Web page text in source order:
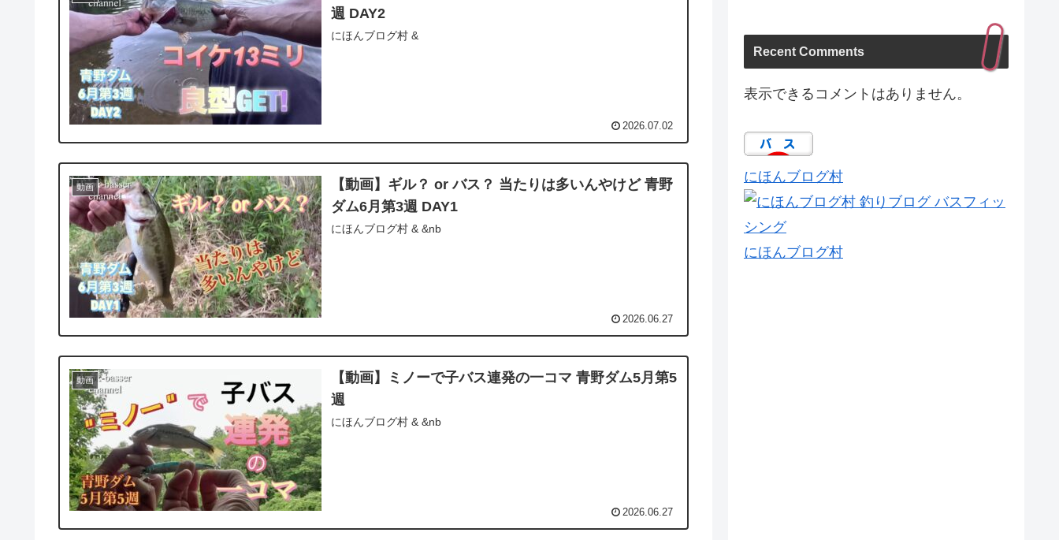
週 DAY2
にほんブログ村 &
2026.07.02
動画
【動画】ギル？ or バス？ 当たりは多いんやけど 青野
ダム6月第3週 DAY1
にほんブログ村 & &nb
2026.06.27
動画
【動画】ミノーで子バス連発の一コマ 青野ダム5月第5
週
にほんブログ村 & &nb
2026.06.27
Recent Comments
表示できるコメントはありません。
にほんブログ村
にほんブログ村